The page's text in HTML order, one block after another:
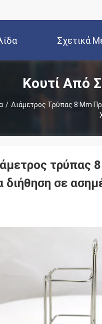
Σχετικά
Κουτί Από
/ Διάμετρος Τρύπας 8 Mm
τρύπας
διήθηση σε